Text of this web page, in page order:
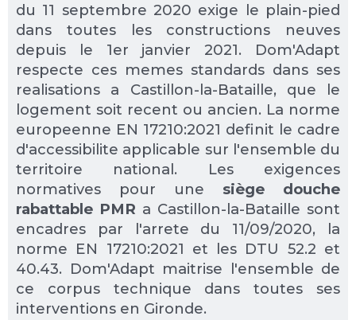
du 11 septembre 2020 exige le plain-pied
dans toutes les constructions neuves
depuis le 1er janvier 2021. Dom'Adapt
respecte ces memes standards dans ses
realisations a Castillon-la-Bataille, que le
logement soit recent ou ancien. La norme
europeenne EN 17210:2021 definit le cadre
d'accessibilite applicable sur l'ensemble du
territoire national. Les exigences
normatives pour une siège douche
rabattable PMR a Castillon-la-Bataille sont
encadres par l'arrete du 11/09/2020, la
norme EN 17210:2021 et les DTU 52.2 et
40.43. Dom'Adapt maitrise l'ensemble de
ce corpus technique dans toutes ses
interventions en Gironde.